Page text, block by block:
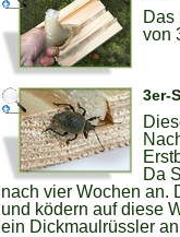
Das
von
3er-
Da
nach vier Wochen an.
und ködern auf diese
ein Dickmaulrüssler